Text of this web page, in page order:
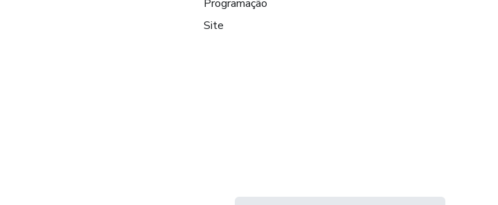
Programação
Site